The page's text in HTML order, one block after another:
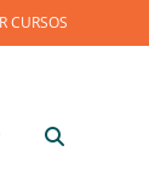
CURSOS
Alternar